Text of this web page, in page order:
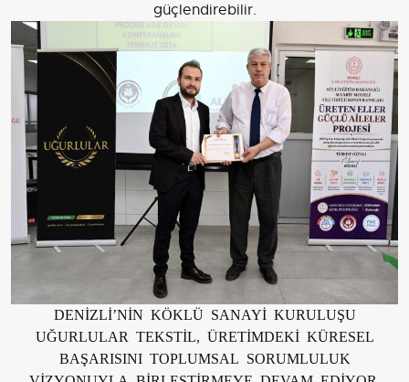
güçlendirebilir.
DENİZLİ’NİN KÖKLÜ SANAYİ KURULUŞU
UĞURLULAR TEKSTİL, ÜRETİMDEKİ KÜRESEL
BAŞARISINI TOPLUMSAL SORUMLULUK
VİZYONUYLA BİRLEŞTİRMEYE DEVAM EDİYOR.